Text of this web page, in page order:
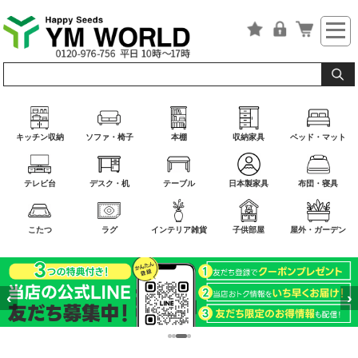
キッチン収納 ソファ・椅子 本棚 収納家具 ベッド・マット
テレビ台 デスク・机 テーブル 日本製家具 布団・寝具
こたつ ラグ インテリア雑貨 子供部屋 屋外・ガーデン
‹ ›